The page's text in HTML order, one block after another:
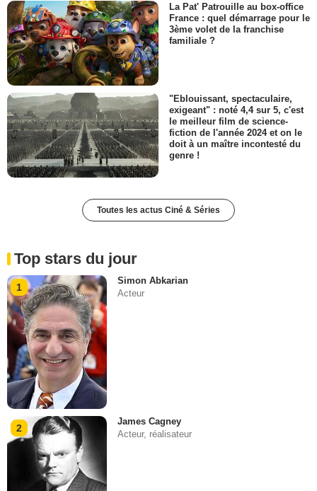
La Pat' Patrouille au box-office
France : quel démarrage pour le
3ème volet de la franchise
familiale ?
"Eblouissant, spectaculaire,
exigeant" : noté 4,4 sur 5, c'est
le meilleur film de science-
fiction de l'année 2024 et on le
doit à un maître incontesté du
genre !
Toutes les actus Ciné & Séries
Top stars du jour
1
Simon Abkarian
Acteur
2
James Cagney
Acteur, réalisateur